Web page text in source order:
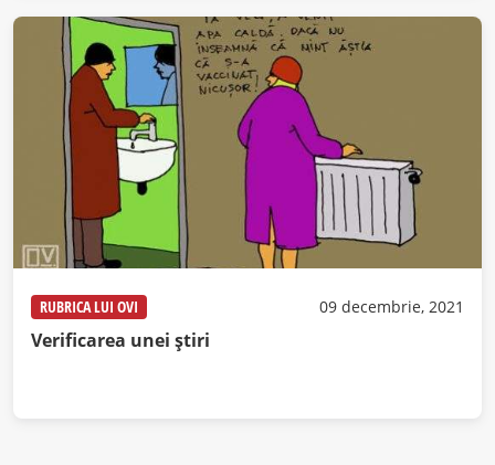
RUBRICA LUI OVI 09 decembrie, 2021
Verificarea unei știri